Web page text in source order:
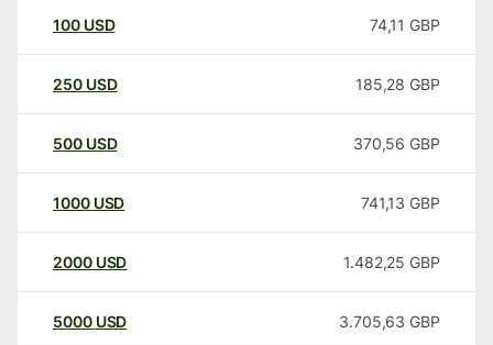
100 USD 74,11 GBP
250 USD 185,28 GBP
500 USD 370,56 GBP
1000 USD 741,13 GBP
2000 USD 1.482,25 GBP
5000 USD 3.705,63 GBP